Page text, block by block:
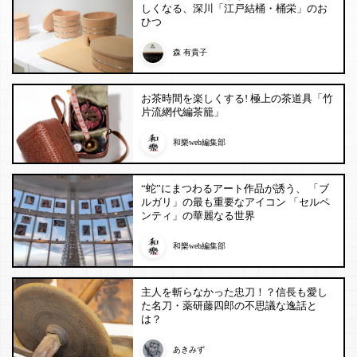
しくなる、深川「江戸結桶・桶栄」のお
ひつ
森 有貴子
お茶時間を楽しくする! 極上の茶道具「竹
片流網代編茶籠」
和樂web編集部
“蛇”にまつわるアート作品が誘う、 「ブ
ルガリ」の最も重要なアイコン 「セルペ
ンティ」の華麗なる世界
和樂web編集部
主人を斬らなかった忠刀！？信長も愛し
た名刀・薬研藤四郎の不思議な逸話と
は？
あきみず